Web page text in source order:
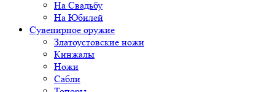
На Свадьбу
На Юбилей
Сувенирное оружие
Златоустовские ножи
Кинжалы
Ножи
Сабли